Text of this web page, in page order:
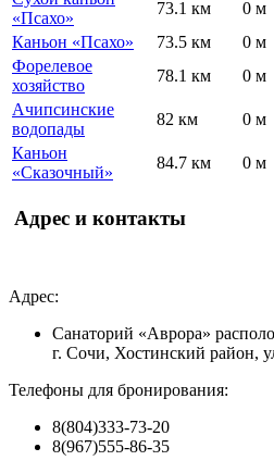
«Псахо»
73.1 км 0 м
Каньон «Псахо»
73.5 км 0 м
Форелевое
хозяйство
78.1 км 0 м
Ачипсинские
водопады
82 км 0 м
Каньон
«Сказочный»
84.7 км 0 м
Адрес и контакты
Адрес:
Санаторий «Аврора»
г. Сочи, Хостинский район,
Телефоны для бронирования:
8(804)333-73-20
8(967)555-86-35